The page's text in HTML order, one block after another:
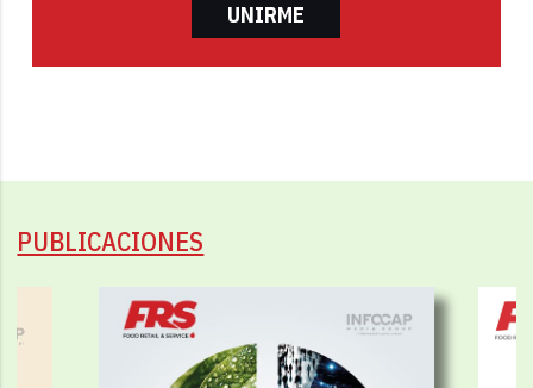
UNIRME
PUBLICACIONES